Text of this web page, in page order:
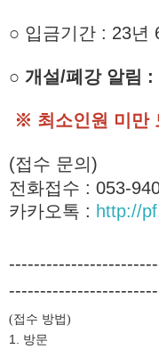
○ 입금기간 : 23년
○ 개설/폐강 알림 :
※ 최소인원 미만
(접수 문의)
전화접수 : 053-
카카오톡 : http://
(접수 방법)
1. 방문